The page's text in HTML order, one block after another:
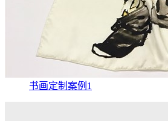
书画定制案例1